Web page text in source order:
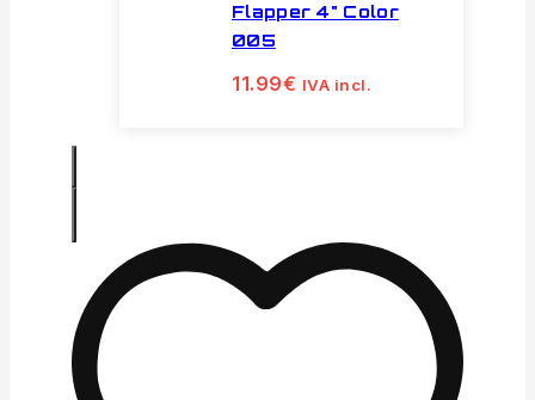
Flapper 4" Color
005
11.99€ IVA incl.